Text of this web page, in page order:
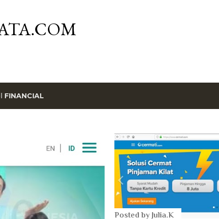
FINANCIAL
Posted by Julia.K